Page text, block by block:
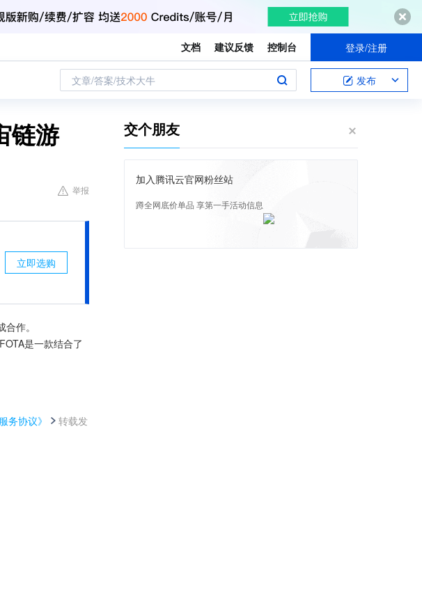
文档 建议反馈 控制台 登录/注册
文章/答案/技术大牛 发布
链游
举报
立即选购
作。
是一款结合了
务协议》
转载发
交个朋友
加入腾讯云官网粉丝站
蹲全网底价单品 享第一手活动信息